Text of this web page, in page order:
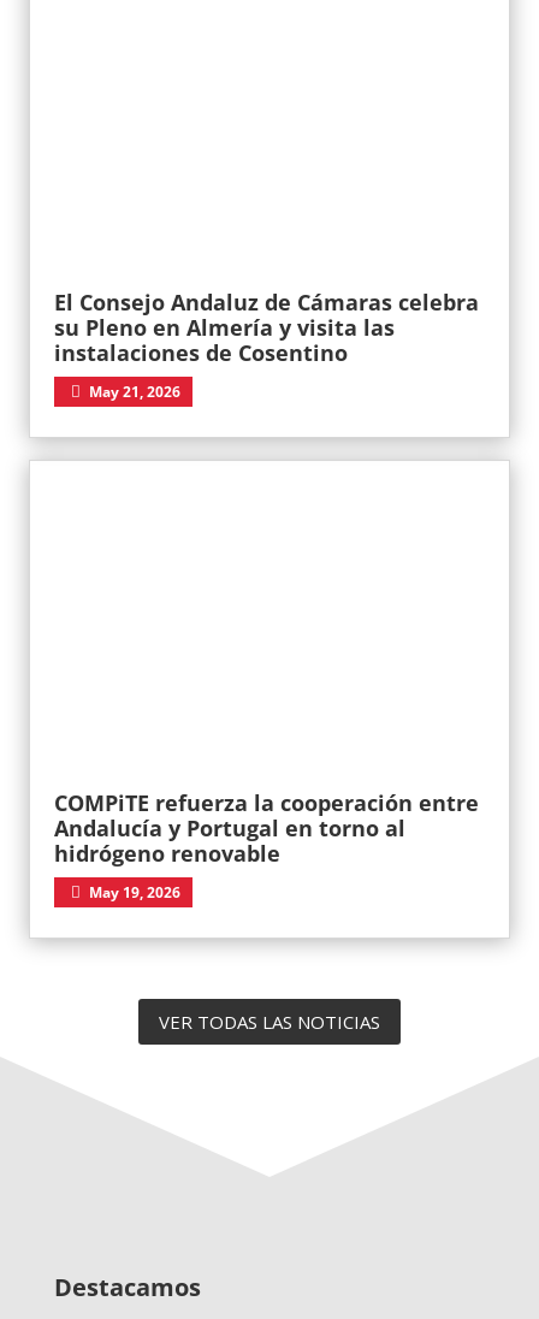
El Consejo Andaluz de Cámaras celebra
su Pleno en Almería y visita las
instalaciones de Cosentino
May 21, 2026
COMPiTE refuerza la cooperación entre
Andalucía y Portugal en torno al
hidrógeno renovable
May 19, 2026
VER TODAS LAS NOTICIAS
Destacamos